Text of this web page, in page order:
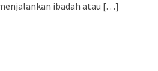
ibadah atau […]